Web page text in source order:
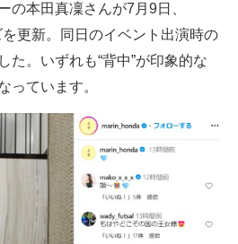
ド
来
る
本田真凜さんが7月9日、
を更新。同日のイベント出演時の
た。いずれも“背中”が印象的な
っています。